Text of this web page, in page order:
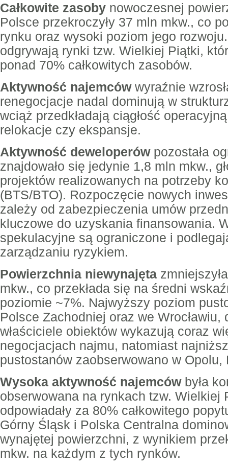
Całkowite zasoby nowoczesnej
Polsce przekroczyły 37 mln mkw., co
rynku oraz wysoki poziom jego
odgrywają rynki tzw. Wielkiej Piątki,
ponad 70% całkowitych zasobów.
Aktywność najemcówwyraźnie
renegocjacje nadal dominują w
wciąż przedkładają ciągłość
relokacje czy ekspansje.
Aktywność deweloperówpozostała
znajdowało się jedynie 1,8 mln mkw.,
projektów realizowanych na potrzeby
(BTS/BTO). Rozpoczęcie nowych
zależy od zabezpieczenia umów
kluczowe do uzyskania finansowania.
spekulacyjne są ograniczone i
zarządzaniu ryzykiem.
Powierzchnia niewynajęta
mkw., co przekłada się na średni
poziomie ~7%. Najwyższy poziom
Polsce Zachodniej oraz we
właściciele obiektów wykazują coraz
negocjacjach najmu, natomiast
pustostanów zaobserwowano w
Wysoka aktywność najemcówbyła
obserwowana na rynkach tzw. Wielkiej
odpowiadały za 80% całkowitego
Górny Śląsk i Polska Centralna
wynajętej powierzchni, z wynikiem
mkw. na każdym z tych rynków.